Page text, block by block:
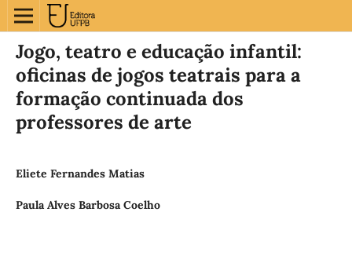
Jogo, teatro e educação infantil:
oficinas de jogos teatrais para a
formação continuada dos
professores de arte
Eliete Fernandes Matias
Paula Alves Barbosa Coelho